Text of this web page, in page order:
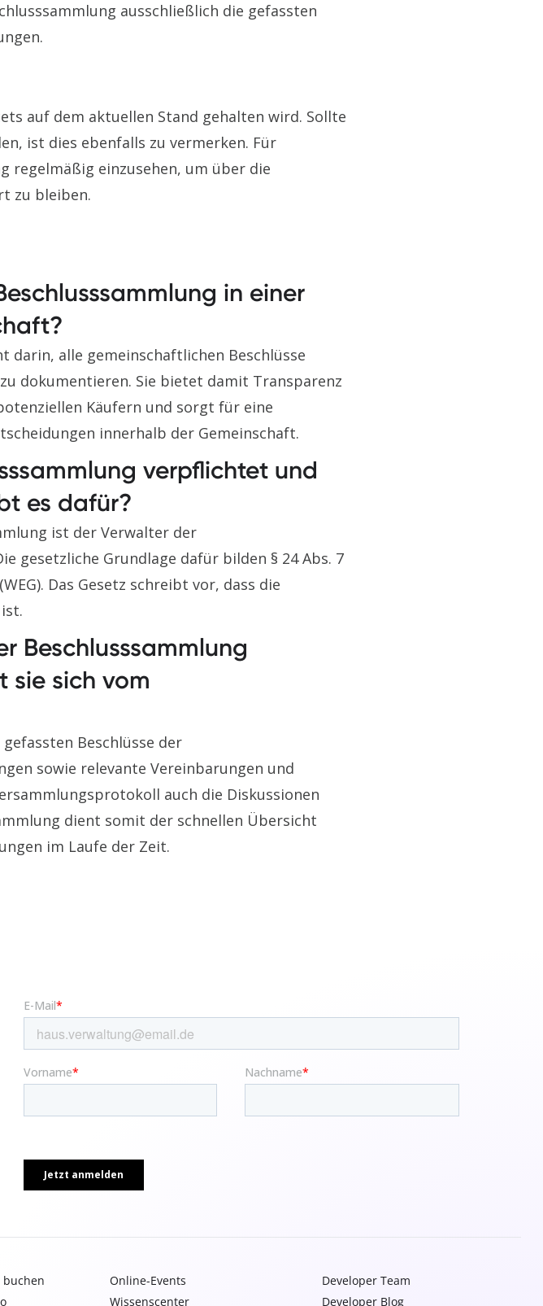
ausschließlich die gefassten
auf dem aktuellen Stand gehalten wird. Sollte
ist dies ebenfalls zu vermerken. Für
regelmäßig einzusehen, um über die
zu bleiben.
in einer
darin, alle gemeinschaftlichen Beschlüsse
dokumentieren. Sie bietet damit Transparenz
Käufern und sorgt für eine
innerhalb der Gemeinschaft.
verpflichtet und
es dafür?
ist der Verwalter der
gesetzliche Grundlage dafür bilden § 24 Abs. 7
Das Gesetz schreibt vor, dass die
Beschlusssammlung
sie sich vom
Beschlüsse der
sowie relevante Vereinbarungen und
auch die Diskussionen
dient somit der schnellen Übersicht
im Laufe der Zeit.
buchen
Online-Events
Wissenscenter
Developer Team
Developer Blog